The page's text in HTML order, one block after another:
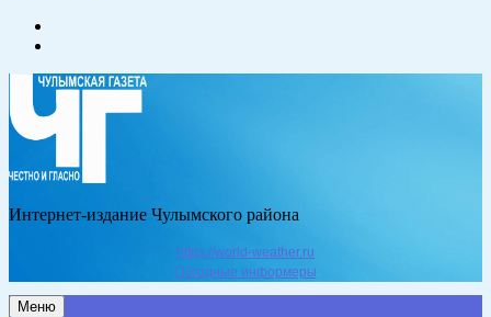
Интернет-издание Чулымского района
https://world-weather.ru
Погодные информеры
Меню